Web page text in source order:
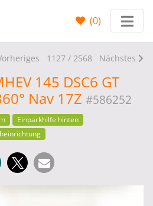
(0)
1127 / 2568 Nächstes
145 DSC6 GT
Nav 17Z #586252
Einparkhilfe hinten